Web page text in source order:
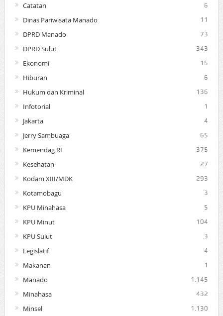
Catatan 6
Dinas Pariwisata Manado 11
DPRD Manado 73
DPRD Sulut 343
Ekonomi 15
Hiburan 6
Hukum dan Kriminal 136
Infotorial 1
Jakarta 4
Jerry Sambuaga 65
Kemendag RI 375
Kesehatan 27
Kodam XIII/MDK 293
Kotamobagu 3
KPU Minahasa 5
KPU Minut 104
KPU Sulut 3
Legislatif 4
Makanan 1
Manado 1.145
Minahasa 432
Minsel 1.130